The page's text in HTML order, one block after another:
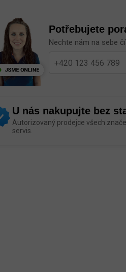
Potřebujete
Nechte nám na sebe
U nás nakupujte bez
Autorizovaný prodejce všech
servis.